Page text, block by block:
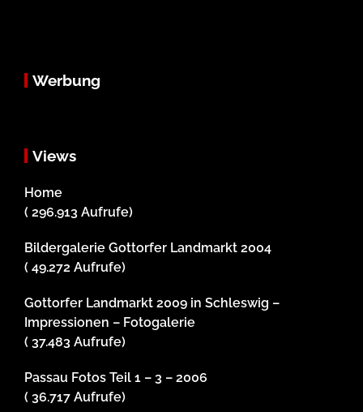
Werbung
Views
Home
( 296.913 Aufrufe)
Bildergalerie Gottorfer Landmarkt 2004
( 49.272 Aufrufe)
Gottorfer Landmarkt 2009 in Schleswig –
Impressionen – Fotogalerie
( 37.483 Aufrufe)
Passau Fotos Teil 1 – 3 – 2006
( 36.717 Aufrufe)